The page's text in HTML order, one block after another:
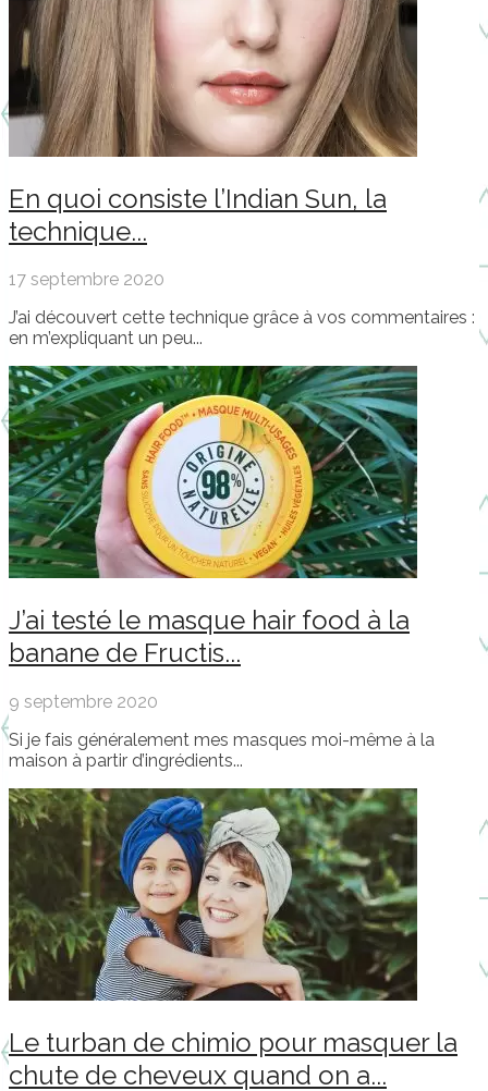
En quoi consiste l’Indian Sun, la
technique...
17 septembre 2020
J’ai découvert cette technique grâce à vos commentaires :
en m’expliquant un peu...
J’ai testé le masque hair food à la
banane de Fructis...
9 septembre 2020
Si je fais généralement mes masques moi-même à la
maison à partir d’ingrédients...
Le turban de chimio pour masquer la
chute de cheveux quand on a...